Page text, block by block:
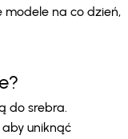
modele na co dzień,
do srebra.
uniknąć